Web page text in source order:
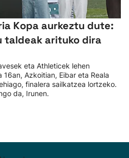
Kopa aurkeztu dute:
taldeak arituko dira
eta Athleticek lehen
Azkoitian, Eibar eta Reala
finalera sailkatzea lortzeko.
da, Irunen.